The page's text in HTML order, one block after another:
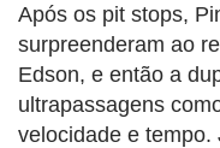
Após os pit stops,
surpreenderam ao
Edson, e então a
ultrapassagens
velocidade e tempo.